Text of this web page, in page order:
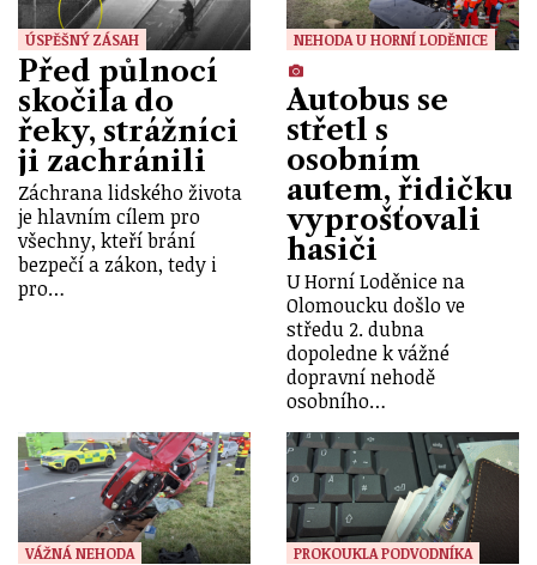
ÚSPĚŠNÝ ZÁSAH
Před půlnocí
skočila do
řeky, strážníci
ji zachránili
Záchrana lidského života
je hlavním cílem pro
všechny, kteří brání
bezpečí a zákon, tedy i
pro…
NEHODA U HORNÍ LODĚNICE
Autobus se
střetl s
osobním
autem, řidičku
vyprošťovali
hasiči
U Horní Loděnice na
Olomoucku došlo ve
středu 2. dubna
dopoledne k vážné
dopravní nehodě
osobního…
VÁŽNÁ NEHODA PROKOUKLA PODVODNÍKA